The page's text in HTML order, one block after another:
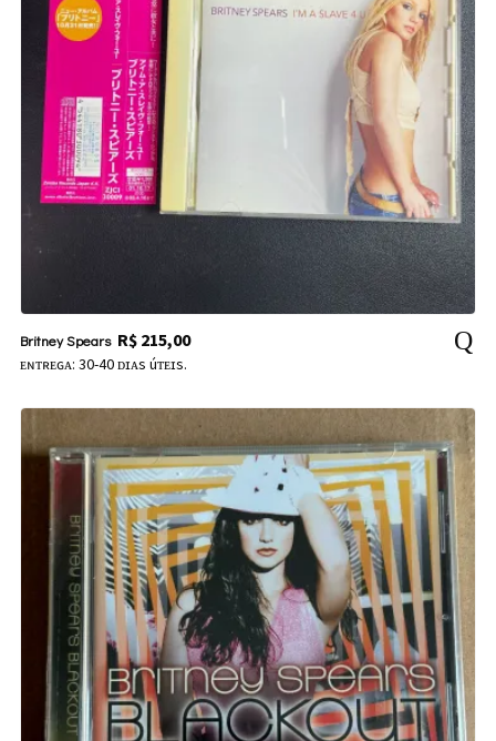
Britney Spears R$215,00
ᴇɴᴛʀᴇɢᴀ: 30-40 ᴅɪᴀs úᴛᴇɪs.